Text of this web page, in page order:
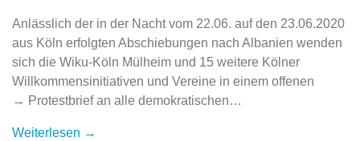
Anlässlich der in der Nacht vom 22.06. auf den 23.06.2020
aus Köln erfolgten Abschiebungen nach Albanien wenden
sich die Wiku-Köln Mülheim und 15 weitere Kölner
Willkommensinitiativen und Vereine in einem offenen
→ Protestbrief an alle demokratischen…
Weiterlesen →